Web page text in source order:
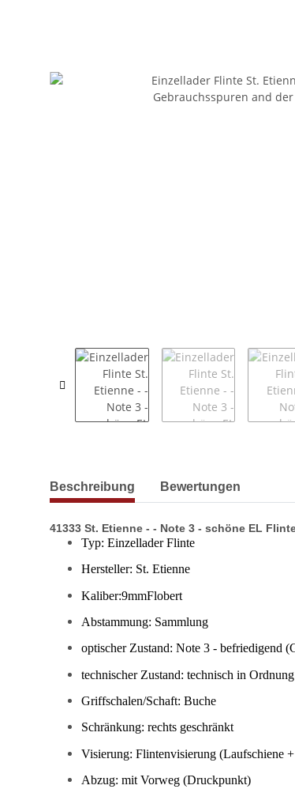
weitere Registerkarten anzeigen
Beschreibung Bewertungen
41333 St. Etienne - - Note 3 - schöne EL
Typ: Einzellader Flinte
Hersteller: St. Etienne
Kaliber:9mmFlobert
Abstammung: Sammlung
optischer Zustand: Note 3 - befriedigend
technischer Zustand: technisch in Ordnung
Griffschalen/Schaft: Buche
Schränkung: rechts geschränkt
Visierung: Flintenvisierung (Laufschiene
Abzug: mit Vorweg (Druckpunkt)